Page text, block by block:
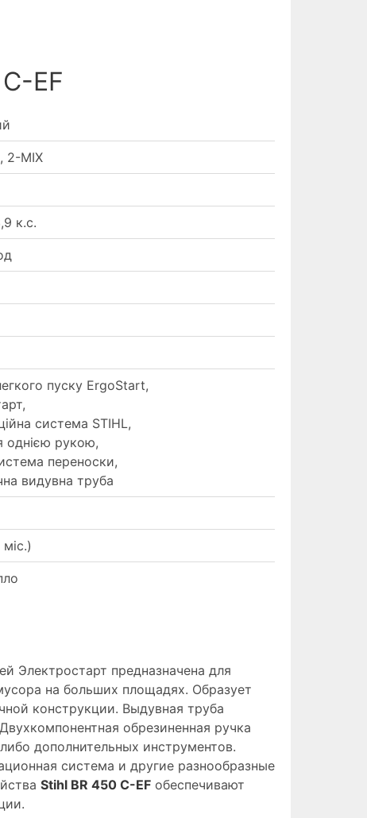
EF
2-MIX
к.с.
пуску ErgoStart,
система STIHL,
однією рукою,
переноски,
видувна труба
Электростарт предназначена для
на больших площадях. Образует
конструкции. Выдувная труба
обрезиненная ручка
дополнительных инструментов.
система и другие разнообразные
Stihl BR 450 C-EF обеспечивают